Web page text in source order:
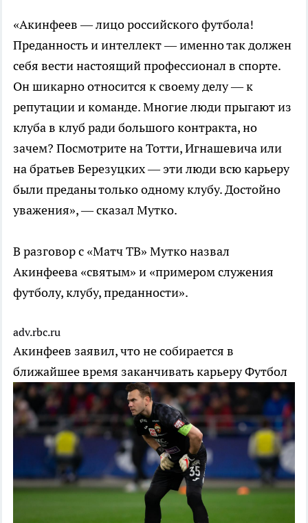
«Акинфеев — лицо российского футбола!
Преданность и интеллект — именно так должен
себя вести настоящий профессионал в спорте.
Он шикарно относится к своему делу — к
репутации и команде. Многие люди прыгают из
клуба в клуб ради большого контракта, но
зачем? Посмотрите на Тотти, Игнашевича или
на братьев Березуцких — эти люди всю карьеру
были преданы только одному клубу. Достойно
уважения», — сказал Мутко.
В разговор с «Матч ТВ» Мутко назвал
Акинфеева «святым» и «примером служения
футболу, клубу, преданности».
adv.rbc.ru
Акинфеев заявил, что не собирается в
ближайшее время заканчивать карьеруФутбол